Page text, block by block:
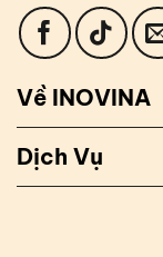
Về INOVINA
Dịch Vụ